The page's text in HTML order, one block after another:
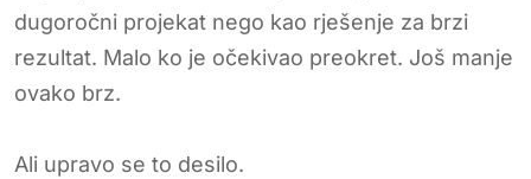
dugoročni projekat nego kao rješenje za brzi
rezultat. Malo ko je očekivao preokret. Još manje
ovako brz.
Ali upravo se to desilo.